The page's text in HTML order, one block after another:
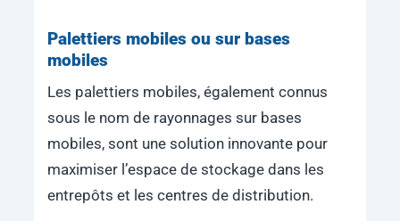
Palettiers mobiles ou sur bases
mobiles
Les palettiers mobiles, également connus
sous le nom de rayonnages sur bases
mobiles, sont une solution innovante pour
maximiser l’espace de stockage dans les
entrepôts et les centres de distribution.